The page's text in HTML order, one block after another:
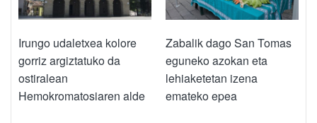
Irungo udaletxea kolore
gorriz argiztatuko da
ostiralean
Hemokromatosiaren alde
Zabalik dago San Tomas
eguneko azokan eta
lehiaketetan izena
emateko epea